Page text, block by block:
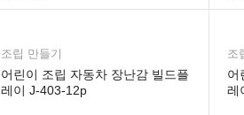
조립 만들기
어린이 조립 자동차 장난감 빌드플
레이 J-403-12p
조
어
레